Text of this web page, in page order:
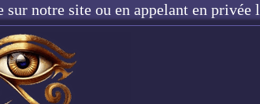
notre site ou en appelant en